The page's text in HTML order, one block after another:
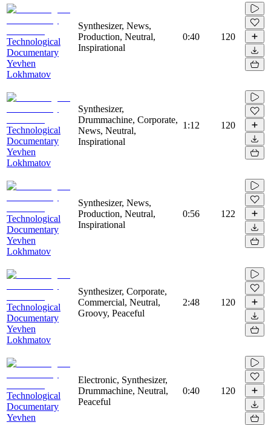
Technological
Documentary
Yevhen
Lokhmatov
Synthesizer, News,
Production, Neutral,
Inspirational
0:40 120
Technological
Documentary
Yevhen
Lokhmatov
Synthesizer,
Drummachine, Corporate,
News, Neutral,
Inspirational
1:12 120
Technological
Documentary
Yevhen
Lokhmatov
Synthesizer, News,
Production, Neutral,
Inspirational
0:56 122
Technological
Documentary
Yevhen
Lokhmatov
Synthesizer, Corporate,
Commercial, Neutral,
Groovy, Peaceful
2:48 120
Technological
Documentary
Yevhen
Electronic, Synthesizer,
Drummachine, Neutral,
Peaceful
0:40 120